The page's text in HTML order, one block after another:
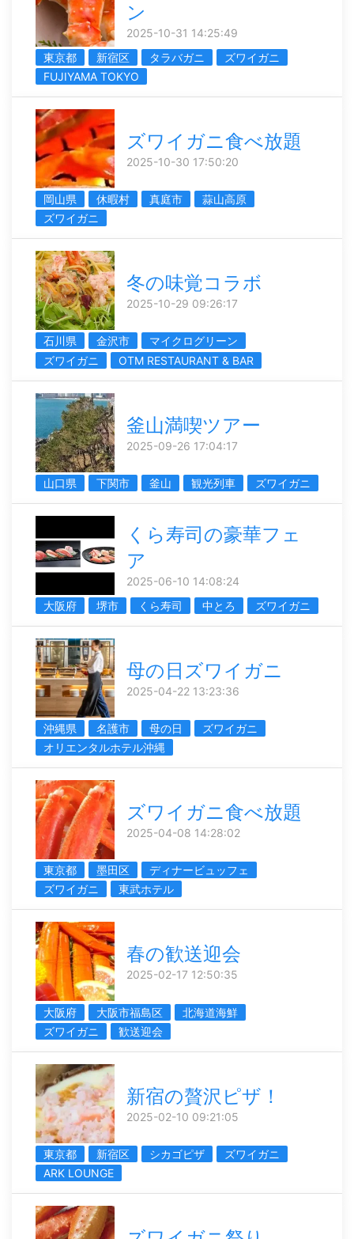
ン
2025-10-31 14:25:49
東京都
新宿区 タラバガニ
ズワイガニ
FUJIYAMA TOKYO
ズワイガニ食べ放題
2025-10-30 17:50:20
岡山県 休暇村 真庭市
蒜山高原
ズワイガニ
冬の味覚コラボ
2025-10-29 09:26:17
石川県 金沢市
マイクログリーン
ズワイガニ
OTM RESTAURANT & BAR
釜山満喫ツアー
2025-09-26 17:04:17
山口県 下関市 釜山 観光列車 ズワイガニ
くら寿司の豪華フェ
ア
2025-06-10 14:08:24
大阪府
堺市 くら寿司 中とろ ズワイガニ
母の日ズワイガニ
2025-04-22 13:23:36
沖縄県 名護市 母の日
ズワイガニ
オリエンタルホテル沖縄
ズワイガニ食べ放題
2025-04-08 14:28:02
東京都 墨田区
ディナービュッフェ
ズワイガニ
東武ホテル
春の歓送迎会
2025-02-17 12:50:35
大阪府 大阪市福島区
北海道海鮮
ズワイガニ
歓送迎会
新宿の贅沢ピザ！
2025-02-10 09:21:05
東京都 新宿区 シカゴピザ
ズワイガニ
ARK LOUNGE